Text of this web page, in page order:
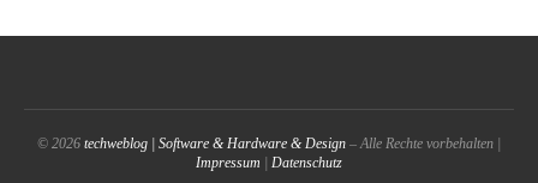
© 2026 techweblog | Software & Hardware & Design – Alle Rechte vorbehalten |
Impressum
Datenschutz